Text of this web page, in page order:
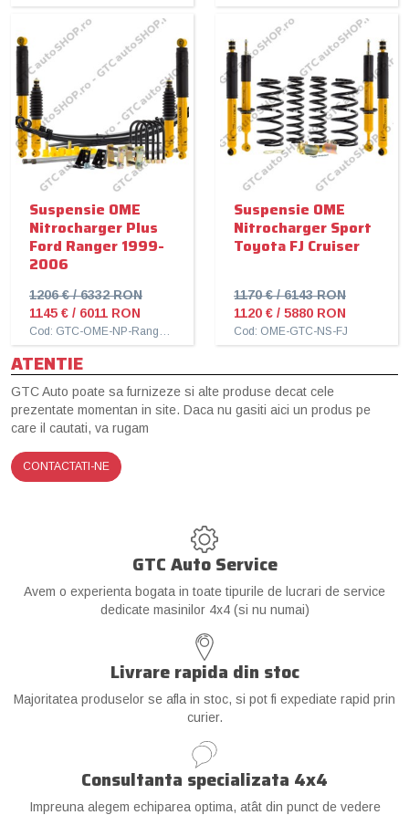
Suspensie OME
Nitrocharger Plus
Ford Ranger 1999-
2006
1206 € / 6332 RON
1145 € / 6011 RON
Suspensie OME
Nitrocharger Sport
Toyota FJ Cruiser
1170 € / 6143 RON
1120 € / 5880 RON
Cod: OME-GTC-NS-FJ
ATENTIE
GTC Auto poate sa furnizeze si alte produse decat cele
prezentate momentan in site. Daca nu gasiti aici un produs pe
care il cautati, va rugam
CONTACTATI-NE
GTC Auto Service
Avem o experienta bogata in toate tipurile de lucrari de service
dedicate masinilor 4x4 (si nu numai)
Livrare rapida din stoc
Majoritatea produselor se afla in stoc, si pot fi expediate rapid prin
curier.
Consultanta specializata 4x4
Impreuna alegem echiparea optima, atât din punct de vedere